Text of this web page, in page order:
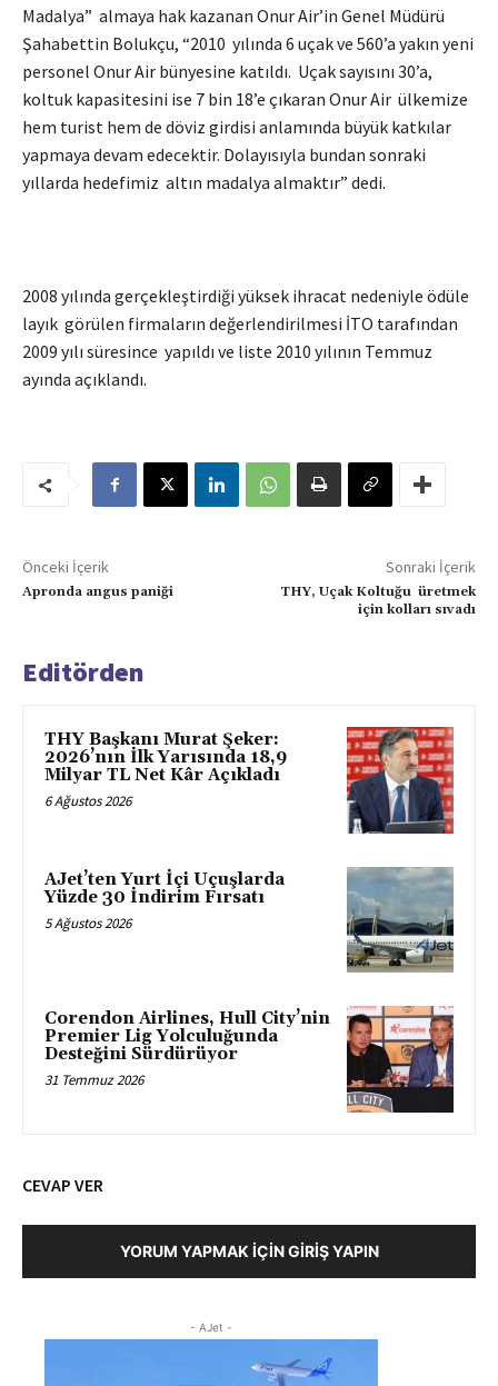
Madalya” almaya hak kazanan Onur Air’in Genel Müdürü
Şahabettin Bolukçu, “2010 yılında 6 uçak ve 560’a yakın yeni
personel Onur Air bünyesine katıldı. Uçak sayısını 30’a,
koltuk kapasitesini ise 7 bin 18’e çıkaran Onur Air ülkemize
hem turist hem de döviz girdisi anlamında büyük katkılar
yapmaya devam edecektir. Dolayısıyla bundan sonraki
yıllarda hedefimiz altın madalya almaktır” dedi.
2008 yılında gerçekleştirdiği yüksek ihracat nedeniyle ödüle
layık görülen firmaların değerlendirilmesi İTO tarafından
2009 yılı süresince yapıldı ve liste 2010 yılının Temmuz
ayında açıklandı.
Önceki İçerik
Apronda angus paniği
Sonraki İçerik
THY, Uçak Koltuğu üretmek
için kolları sıvadı
Editörden
THY Başkanı Murat Şeker:
2026’nın İlk Yarısında 18,9
Milyar TL Net Kâr Açıkladı
6 Ağustos 2026
AJet’ten Yurt İçi Uçuşlarda
Yüzde 30 İndirim Fırsatı
5 Ağustos 2026
Corendon Airlines, Hull City’nin
Premier Lig Yolculuğunda
Desteğini Sürdürüyor
31 Temmuz 2026
CEVAP VER
YORUM YAPMAK İÇIN GIRIŞ YAPIN
- AJet -